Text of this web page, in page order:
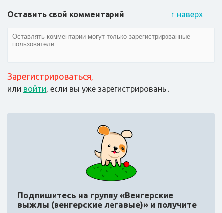
↑ наверх
Оставить свой комментарий
Зарегистрироваться,
или войти, если вы уже зарегистрированы.
Подпишитесь на группу «Венгерские
выжлы (венгерские легавые)» и получите